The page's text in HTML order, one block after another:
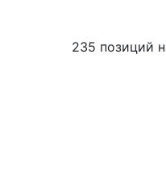
235 позиций